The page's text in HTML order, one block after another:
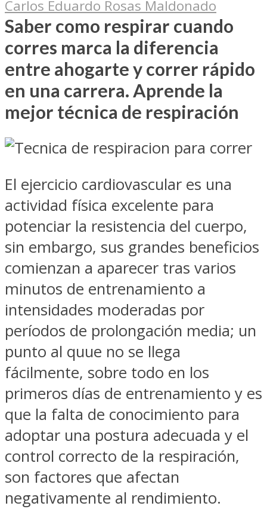
Carlos Eduardo Rosas Maldonado
Saber como respirar cuando
corres marca la diferencia
entre ahogarte y correr rápido
en una carrera. Aprende la
mejor técnica de respiración
El ejercicio cardiovascular es una
actividad física excelente para
potenciar la resistencia del cuerpo,
sin embargo, sus grandes beneficios
comienzan a aparecer tras varios
minutos de entrenamiento a
intensidades moderadas por
períodos de prolongación media; un
punto al quue no se llega
fácilmente, sobre todo en los
primeros días de entrenamiento y es
que la falta de conocimiento para
adoptar una postura adecuada y el
control correcto de la respiración,
son factores que afectan
negativamente al rendimiento.